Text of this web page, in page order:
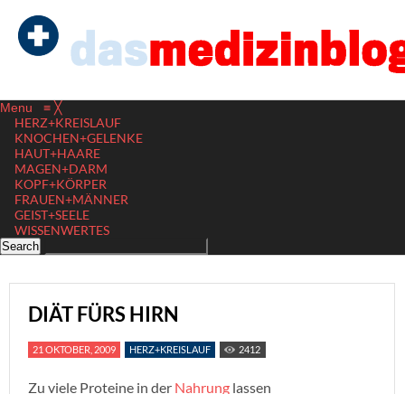
Menu ≡ ╳
HERZ+KREISLAUF
KNOCHEN+GELENKE
HAUT+HAARE
MAGEN+DARM
KOPF+KÖRPER
FRAUEN+MÄNNER
GEIST+SEELE
WISSENWERTES
DIÄT FÜRS HIRN
21 OKTOBER, 2009 HERZ+KREISLAUF 2412
Zu viele Proteine in der Nahrung lassen